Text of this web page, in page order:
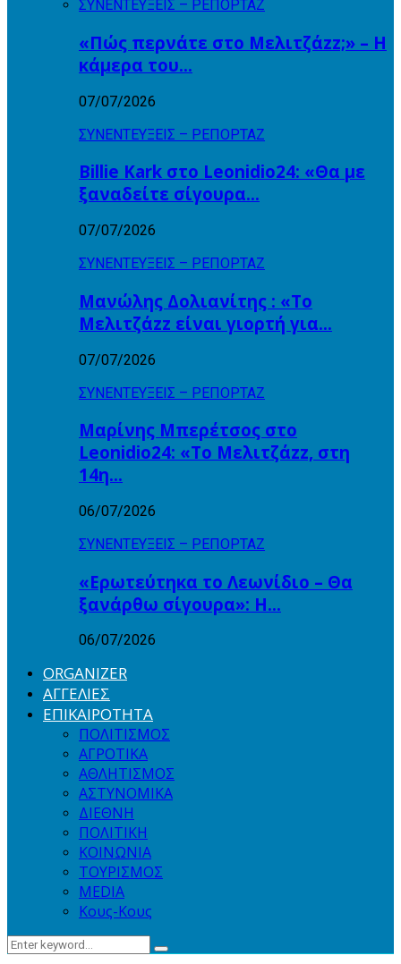
ΣΥΝΕΝΤΕΥΞΕΙΣ – ΡΕΠΟΡΤΑΖ
«Πώς περνάτε στο Μελιτζάzz;» – Η
κάμερα του…
07/07/2026
ΣΥΝΕΝΤΕΥΞΕΙΣ – ΡΕΠΟΡΤΑΖ
Billie Kark στο Leonidio24: «Θα με
ξαναδείτε σίγουρα…
07/07/2026
ΣΥΝΕΝΤΕΥΞΕΙΣ – ΡΕΠΟΡΤΑΖ
Μανώλης Δολιανίτης : «Το
Μελιτζάzz είναι γιορτή για…
07/07/2026
ΣΥΝΕΝΤΕΥΞΕΙΣ – ΡΕΠΟΡΤΑΖ
Μαρίνης Μπερέτσος στο
Leonidio24: «Το Μελιτζάzz, στη
14η…
06/07/2026
ΣΥΝΕΝΤΕΥΞΕΙΣ – ΡΕΠΟΡΤΑΖ
«Ερωτεύτηκα το Λεωνίδιο – Θα
ξανάρθω σίγουρα»: Η…
06/07/2026
ORGANIZER
ΑΓΓΕΛΙΕΣ
ΕΠΙΚΑΙΡΟΤΗΤΑ
ΠΟΛΙΤΙΣΜΟΣ
ΑΓΡΟΤΙΚΑ
ΑΘΛΗΤΙΣΜΟΣ
ΑΣΤΥΝΟΜΙΚΑ
ΔΙΕΘΝΗ
ΠΟΛΙΤΙΚΗ
ΚΟΙΝΩΝΙΑ
ΤΟΥΡΙΣΜΟΣ
MEDIA
Κους-Κους
Search
Search